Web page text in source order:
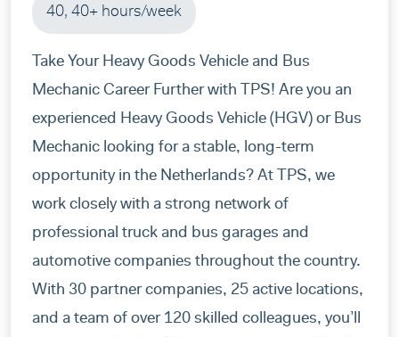
recruiter and followed me from the beggining.
She has a friendly approach and does always
her best to help fix everything you need ,she
makes always sure that everything is clear and
people are happy with the assingment and the
conditions they have at the house and
workplace , sometimes even if is out of her
mansion. Overall big Thanks TPS ! It was a nice
experience !
40, 40+ hours/week
Take Your Heavy Goods Vehicle and Bus
Mechanic Career Further with TPS! Are you an
experienced Heavy Goods Vehicle (HGV) or Bus
Mechanic looking for a stable, long-term
opportunity in the Netherlands? At TPS, we
work closely with a strong network of
professional truck and bus garages and
automotive companies throughout the country.
With 30 partner companies, 25 active locations,
and a team of over 120 skilled colleagues, you’ll